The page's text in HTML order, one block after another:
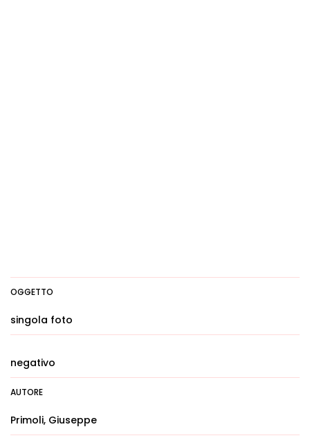
OGGETTO
singola foto
negativo
AUTORE
Primoli, Giuseppe